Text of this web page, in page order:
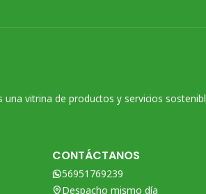
vitrina de productos y servicios
CONTÁCTANOS
56951769239
Despacho mismo día